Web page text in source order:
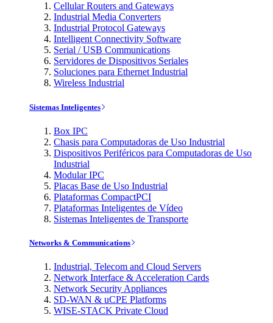
Cellular Routers and Gateways
Industrial Media Converters
Industrial Protocol Gateways
Intelligent Connectivity Software
Serial / USB Communications
Servidores de Dispositivos Seriales
Soluciones para Ethernet Industrial
Wireless Industrial
Sistemas Inteligentes
Box IPC
Chasis para Computadoras de Uso Industrial
Dispositivos Periféricos para Computadoras de Uso
Industrial
Modular IPC
Placas Base de Uso Industrial
Plataformas CompactPCI
Plataformas Inteligentes de Vídeo
Sistemas Inteligentes de Transporte
Networks & Communications
Industrial, Telecom and Cloud Servers
Network Interface & Acceleration Cards
Network Security Appliances
SD-WAN & uCPE Platforms
WISE-STACK Private Cloud